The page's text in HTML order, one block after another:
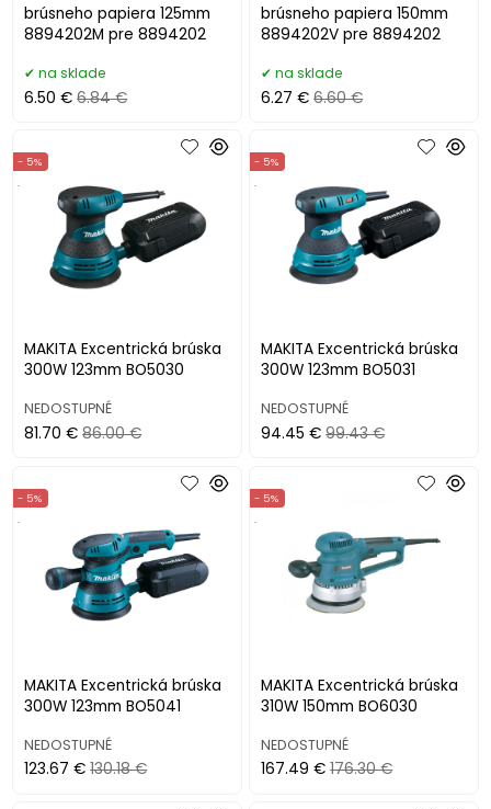
brúsneho papiera 125mm
8894202M pre 8894202
na sklade
6.50 € 6.84 €
brúsneho papiera 150mm
8894202V pre 8894202
na sklade
6.27 € 6.60 €
MAKITA Excentrická brúska
300W 123mm BO5030
- 5%
.
NEDOSTUPNÉ
81.70 € 86.00 €
MAKITA Excentrická brúska
300W 123mm BO5031
- 5%
.
NEDOSTUPNÉ
94.45 € 99.43 €
MAKITA Excentrická brúska
300W 123mm BO5041
- 5%
NEDOSTUPNÉ
123.67 € 130.18 €
MAKITA Excentrická brúska
310W 150mm BO6030
- 5%
NEDOSTUPNÉ
167.49 € 176.30 €